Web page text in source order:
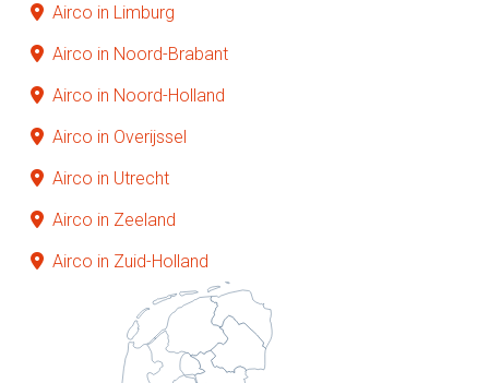
Airco in Limburg
Airco in Noord-Brabant
Airco in Noord-Holland
Airco in Overijssel
Airco in Utrecht
Airco in Zeeland
Airco in Zuid-Holland